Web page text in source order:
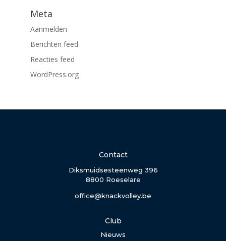
Meta
Aanmelden
Berichten feed
Reacties feed
WordPress.org
Contact
Diksmuidsesteenweg 396
8800 Roeselare
office@knackvolley.be
Club
Nieuws